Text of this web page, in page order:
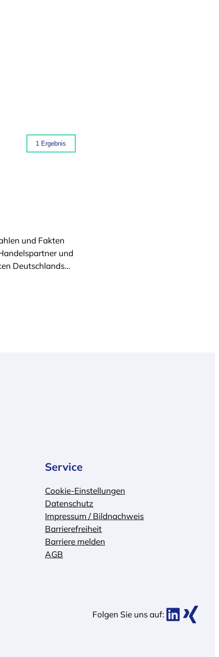
1 Ergebnis
und Fakten
und
Deutschlands…
Service
Cookie-Einstellungen
Datenschutz
Impressum / Bildnachweis
Barrierefreiheit
Barriere melden
AGB
Folgen Sie uns auf: BDK bei
BDK bei Xing